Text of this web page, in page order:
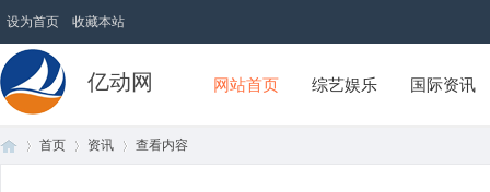
设为首页 收藏本站
亿动网 网站首页 综艺娱乐 国际资讯
首页 资讯 查看内容